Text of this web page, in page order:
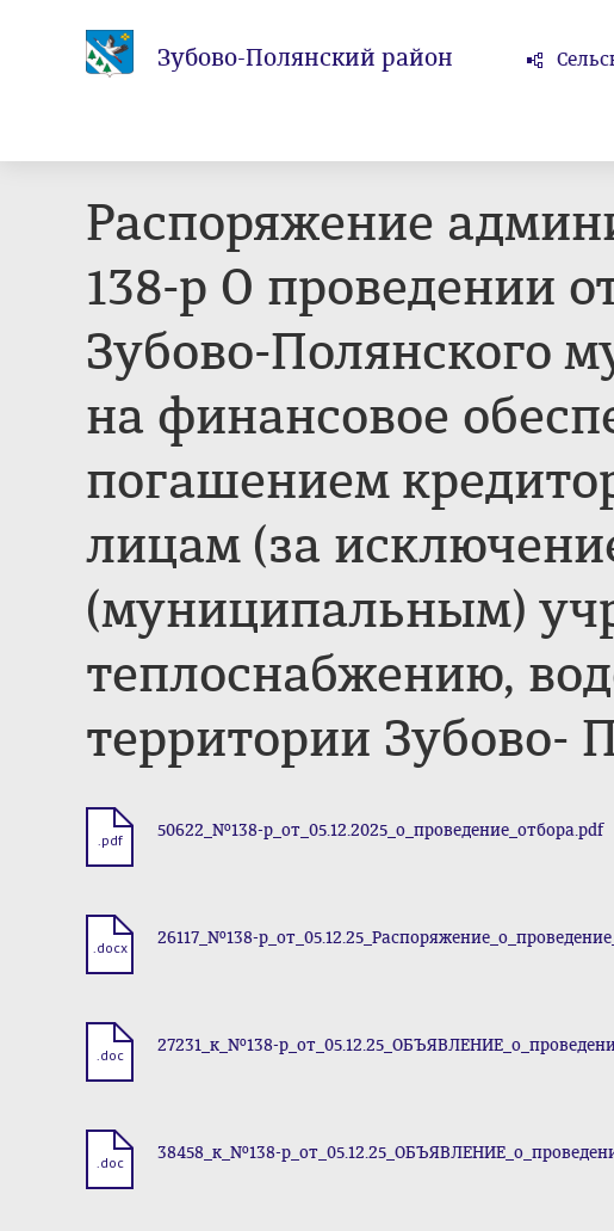
Зубово-Полянский район
Распоряжение
138-р О проведении
Зубово-Полянского
на финансовое
погашением
лицам (за
(муниципальным)
теплоснабжению,
территории Зубово-
.pdf 50622_№138-р_от_05.12.2025_о_проведение_отбора.pdf
.docx 26117_№138-
.doc 27231_к_№138-
.doc 38458_к_№138-